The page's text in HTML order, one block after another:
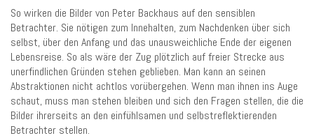
So wirken die Bilder von Peter Backhaus auf den sensiblen
Betrachter. Sie nötigen zum Innehalten, zum Nachdenken über sich
selbst, über den Anfang und das unausweichliche Ende der eigenen
Lebensreise. So als wäre der Zug plötzlich auf freier Strecke aus
unerfindlichen Gründen stehen geblieben. Man kann an seinen
Abstraktionen nicht achtlos vorübergehen. Wenn man ihnen ins Auge
schaut, muss man stehen bleiben und sich den Fragen stellen, die die
Bilder ihrerseits an den einfühlsamen und selbstreflektierenden
Betrachter stellen.